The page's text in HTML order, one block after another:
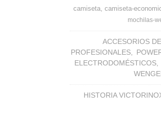
camiseta camiseta-
mochilas-
ACCESORIOS
PROFESIONALES
ELECTRODOMÉSTICOS
HISTORIA